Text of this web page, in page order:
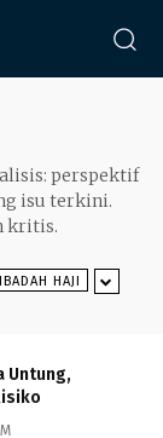
perspektif
isu terkini.
kritis.
IBADAH HAJI
Untung,